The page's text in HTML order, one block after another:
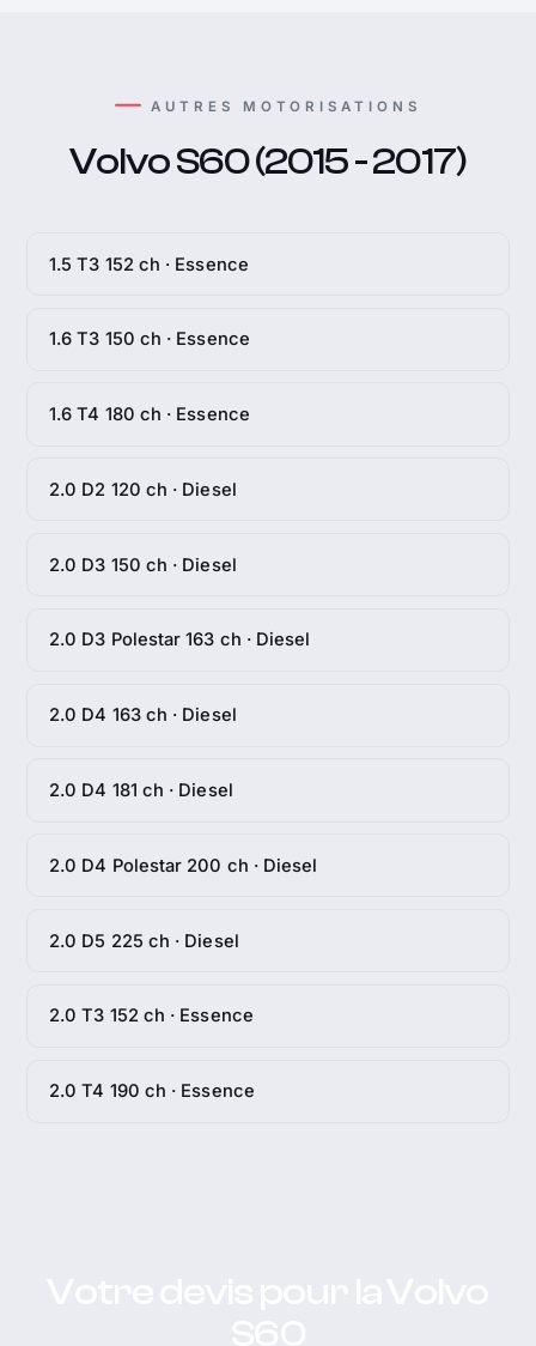
AUTRES MOTORISATIONS
Volvo S60 (2015 - 2017)
1.5 T3 152 ch · Essence
1.6 T3 150 ch · Essence
1.6 T4 180 ch · Essence
2.0 D2 120 ch · Diesel
2.0 D3 150 ch · Diesel
2.0 D3 Polestar 163 ch · Diesel
2.0 D4 163 ch · Diesel
2.0 D4 181 ch · Diesel
2.0 D4 Polestar 200 ch · Diesel
2.0 D5 225 ch · Diesel
2.0 T3 152 ch · Essence
2.0 T4 190 ch · Essence